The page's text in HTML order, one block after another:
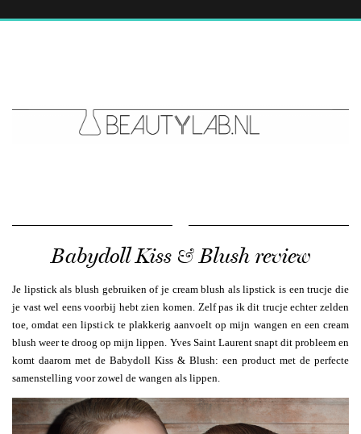
Babydoll Kiss & Blush review
Je lipstick als blush gebruiken of je cream blush als lipstick is een trucje die
je vast wel eens voorbij hebt zien komen. Zelf pas ik dit trucje echter zelden
toe, omdat een lipstick te plakkerig aanvoelt op mijn wangen en een cream
blush weer te droog op mijn lippen. Yves Saint Laurent snapt dit probleem en
komt daarom met de Babydoll Kiss & Blush: een product met de perfecte
samenstelling voor zowel de wangen als lippen.